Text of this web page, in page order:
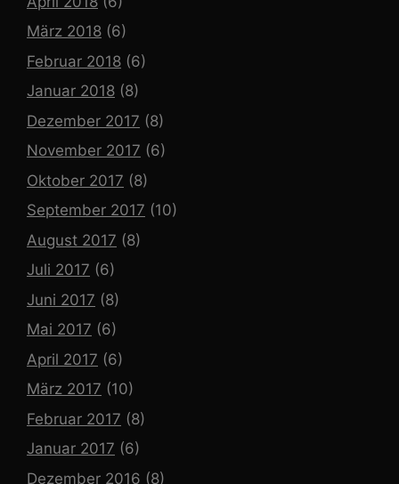
März 2018 (6)
Februar 2018 (6)
Januar 2018 (8)
Dezember 2017 (8)
November 2017 (6)
Oktober 2017 (8)
September 2017 (10)
August 2017 (8)
Juli 2017 (6)
Juni 2017 (8)
Mai 2017 (6)
April 2017 (6)
März 2017 (10)
Februar 2017 (8)
Januar 2017 (6)
Dezember 2016 (8)